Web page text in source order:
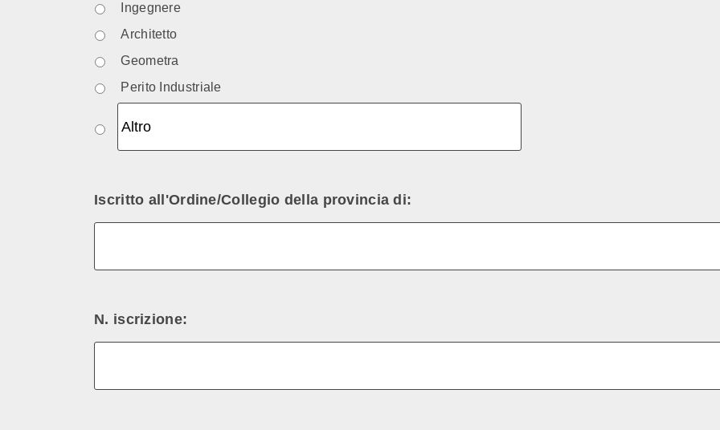
Ingegnere
Architetto
Geometra
Perito Industriale
Iscritto all'Ordine/Collegio della provincia di:
N. iscrizione: